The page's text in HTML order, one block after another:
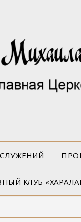
КЛУБ